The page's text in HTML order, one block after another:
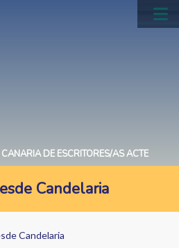
DE ESCRITORES/AS ACTE
Candelaria
Candelaria